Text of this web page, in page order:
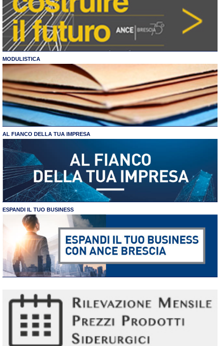
MODULISTICA
AL FIANCO DELLA TUA IMPRESA
ESPANDI IL TUO BUSINESS